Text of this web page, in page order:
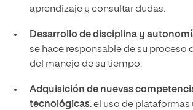
aprendizaje y consultar dudas.
Desarrollo de disciplina y
se hace responsable de su proceso
del manejo de su tiempo.
Adquisición de nuevas
tecnológicas: el uso de plataformas